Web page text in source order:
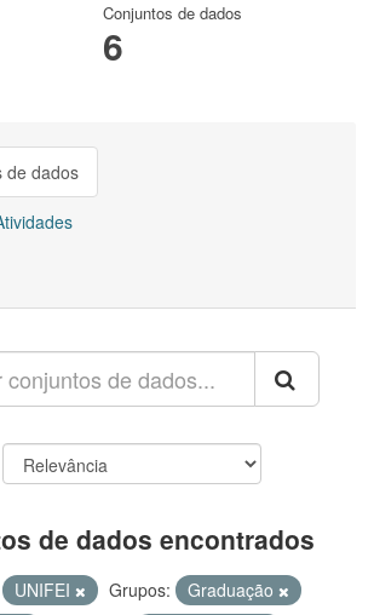
Conjuntos de dados
6
de dados
de dados encontrados
UNIFEI Grupos:
Graduação